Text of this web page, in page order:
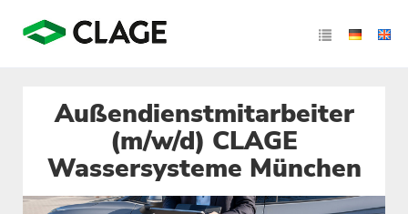
Außendienstmitarbeiter
(m/w/d) CLAGE
Wassersysteme München